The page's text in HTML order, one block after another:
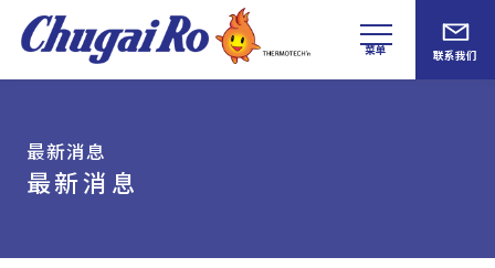
菜单 联系我们
最新消息
最新消息